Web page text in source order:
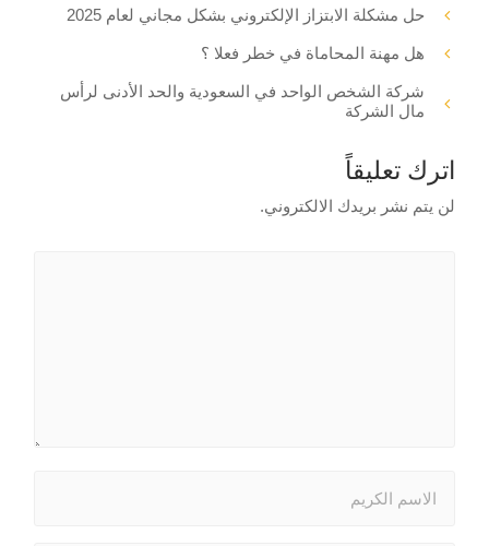
حل مشكلة الابتزاز الإلكتروني بشكل مجاني لعام 2025
هل مهنة المحاماة في خطر فعلا ؟
شركة الشخص الواحد في السعودية والحد الأدنى لرأس
مال الشركة
اترك تعليقاً
لن يتم نشر بريدك الالكتروني.